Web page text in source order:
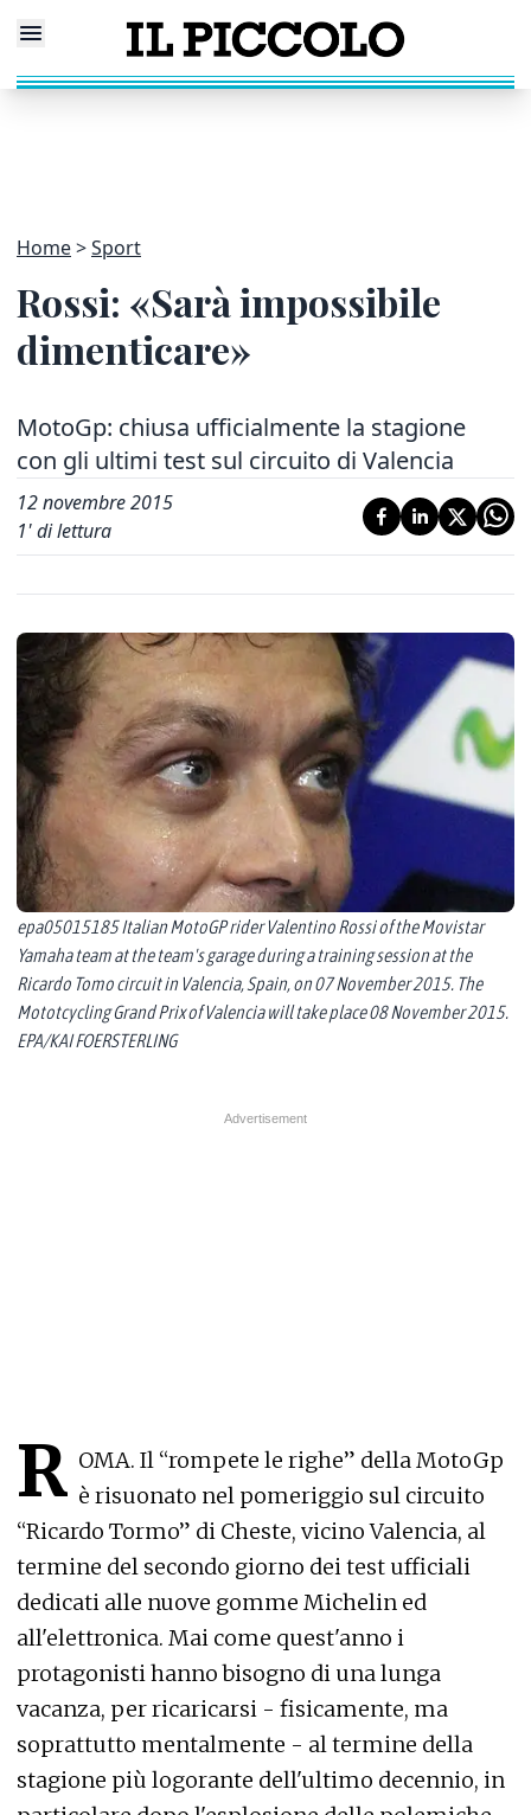
Home Sport
Rossi: «Sarà impossibile
dimenticare»
MotoGp: chiusa ufficialmente la stagione
con gli ultimi test sul circuito di Valencia
12 novembre 2015
1' di lettura
epa05015185 Italian MotoGP rider Valentino Rossi of the Movistar
Yamaha team at the team's garage during a training session at the
Ricardo Tomo circuit in Valencia, Spain, on 07 November 2015. The
Mototcycling Grand Prix of Valencia will take place 08 November 2015.
EPA/KAI FOERSTERLING
R OMA. Il “rompete le righe” della MotoGp
è risuonato nel pomeriggio sul circuito
“Ricardo Tormo” di Cheste, vicino Valencia, al
termine del secondo giorno dei test ufficiali
dedicati alle nuove gomme Michelin ed
all'elettronica. Mai come quest'anno i
protagonisti hanno bisogno di una lunga
vacanza, per ricaricarsi - fisicamente, ma
soprattutto mentalmente - al termine della
stagione più logorante dell'ultimo decennio, in